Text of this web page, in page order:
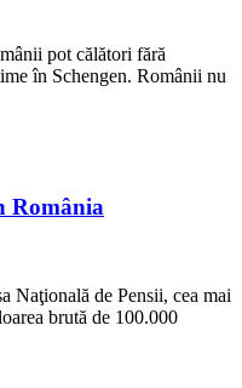
pot călători fără
în Schengen. Românii nu
România
Naţională de Pensii, cea mai
brută de 100.000